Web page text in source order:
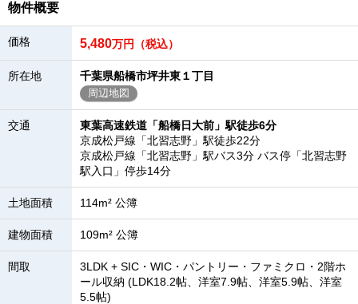
物件概要
価格 5,480万円（税込）
所在地 千葉県船橋市坪井東１丁目
周辺地図
交通
東葉高速鉄道「船橋日大前」駅徒歩6分
京成松戸線「北習志野」駅徒歩22分
京成松戸線「北習志野」駅バス3分 バス停「北習志野
駅入口」停歩14分
土地面積 114m² 公簿
建物面積 109m² 公簿
間取
3LDK + SIC・WIC・パントリー・ファミクロ・2階ホ
ール収納 (LDK18.2帖、洋室7.9帖、洋室5.9帖、洋室
5.5帖)